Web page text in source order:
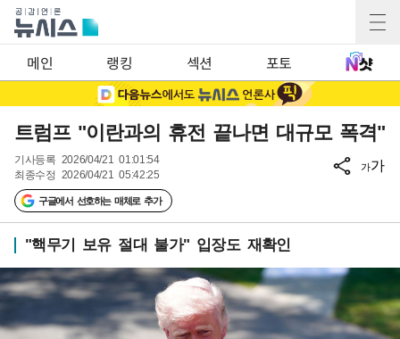
메인 랭킹 섹션 포토
트럼프 "이란과의 휴전 끝나면 대규모 폭격"
기사등록 2026/04/21 01:01:54
최종수정 2026/04/21 05:42:25
구글에서 선호하는 매체로 추가
가가
"핵무기 보유 절대 불가" 입장도 재확인